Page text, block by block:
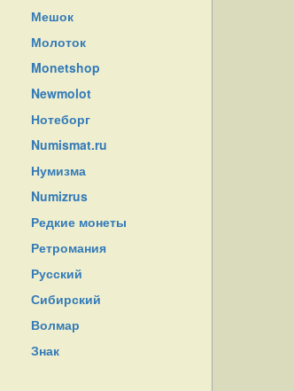
Мешок
Молоток
Monetshop
Newmolot
Нотеборг
Numismat.ru
Нумизма
Numizrus
Редкие монеты
Ретромания
Русский
Сибирский
Волмар
Знак